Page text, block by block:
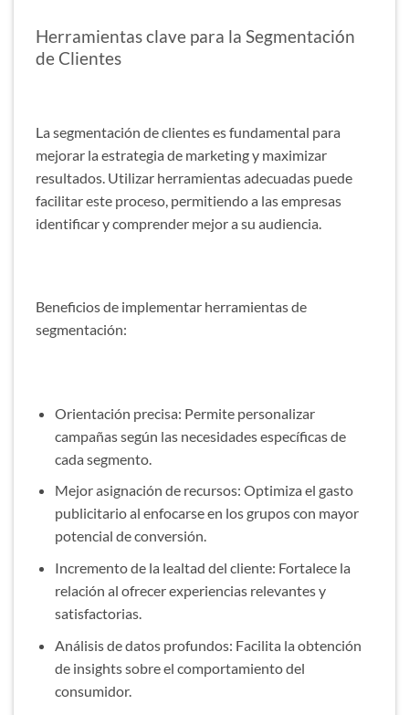
Herramientas clave para la Segmentación
de Clientes
La segmentación de clientes es fundamental para
mejorar la estrategia de marketing y maximizar
resultados. Utilizar herramientas adecuadas puede
facilitar este proceso, permitiendo a las empresas
identificar y comprender mejor a su audiencia.
Beneficios de implementar herramientas de
segmentación:
Orientación precisa: Permite personalizar
campañas según las necesidades específicas de
cada segmento.
Mejor asignación de recursos: Optimiza el gasto
publicitario al enfocarse en los grupos con mayor
potencial de conversión.
Incremento de la lealtad del cliente: Fortalece la
relación al ofrecer experiencias relevantes y
satisfactorias.
Análisis de datos profundos: Facilita la obtención
de insights sobre el comportamiento del
consumidor.